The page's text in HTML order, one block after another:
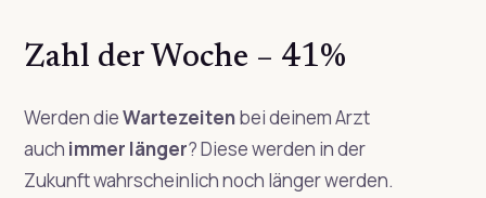
Zahl der Woche – 41%
Werden dieWartezeitenbei deinem Arzt
auch immer länger? Diese werden in der
Zukunft wahrscheinlich noch länger werden.